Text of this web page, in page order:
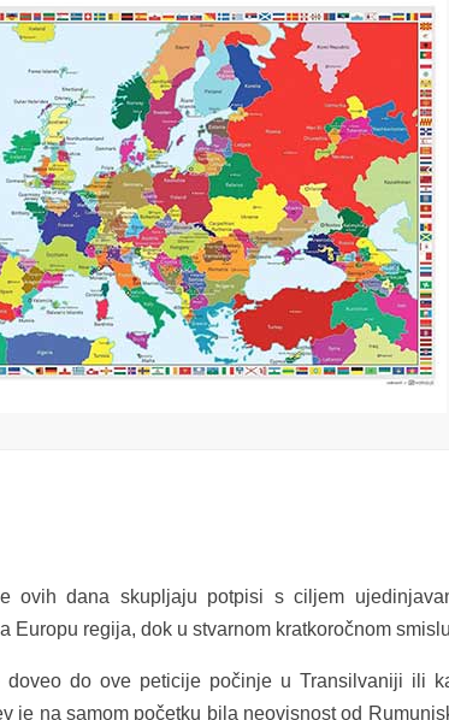
ovih dana skupljaju potpisi s ciljem
Europu regija, dok u stvarnom kratkoročnom
doveo do ove peticije počinje u Transilvaniji ili
je na samom početku bila neovisnost od